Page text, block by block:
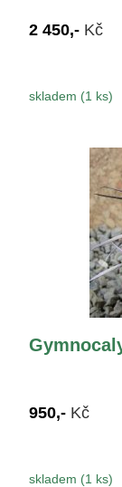
2 450,- Kč
skladem (1 ks)
950,- Kč
skladem (1 ks)